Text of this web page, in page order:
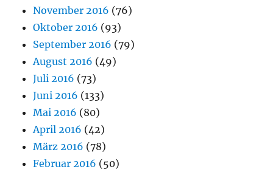
November 2016 (76)
Oktober 2016 (93)
September 2016 (79)
August 2016 (49)
Juli 2016 (73)
Juni 2016 (133)
Mai 2016 (80)
April 2016 (42)
März 2016 (78)
Februar 2016 (50)